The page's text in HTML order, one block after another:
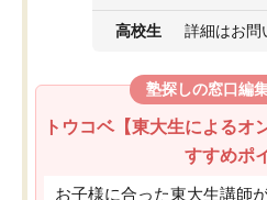
高校生 詳細はお問
塾探しの窓口編
トウコベ【東大生によるオ
すすめポ
お子様に合った東大生講師